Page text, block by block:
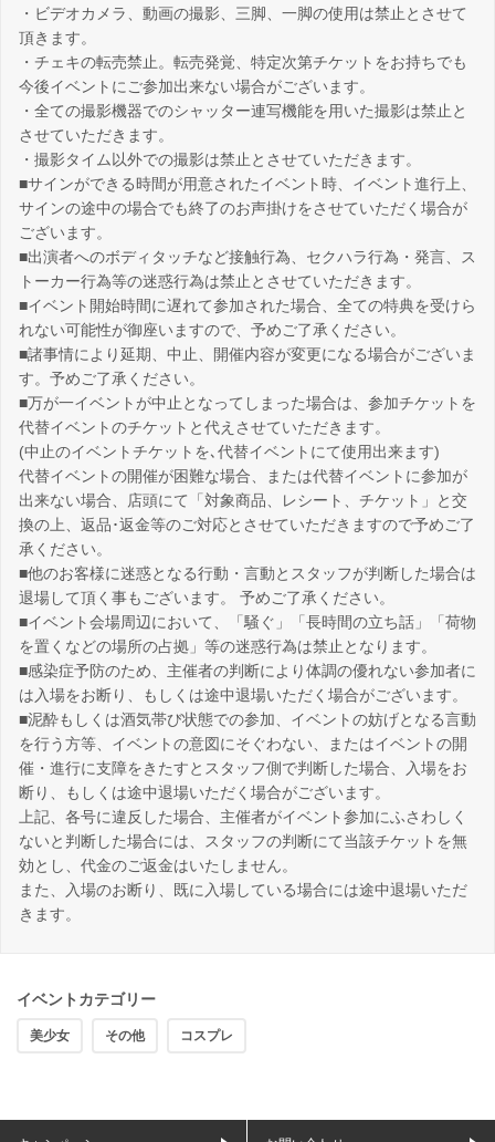
・ビデオカメラ、動画の撮影、三脚、一脚の使用は禁止とさせて
頂きます。
・チェキの転売禁止。転売発覚、特定次第チケットをお持ちでも
今後イベントにご参加出来ない場合がございます。
・全ての撮影機器でのシャッター連写機能を用いた撮影は禁止と
させていただきます。
・撮影タイム以外での撮影は禁止とさせていただきます。
■サインができる時間が用意されたイベント時、イベント進行上、
サインの途中の場合でも終了のお声掛けをさせていただく場合が
ございます。
■出演者へのボディタッチなど接触行為、セクハラ行為・発言、ス
トーカー行為等の迷惑行為は禁止とさせていただきます。
■イベント開始時間に遅れて参加された場合、全ての特典を受けら
れない可能性が御座いますので、予めご了承ください。
■諸事情により延期、中止、開催内容が変更になる場合がございま
す。予めご了承ください。
■万が一イベントが中止となってしまった場合は、参加チケットを
代替イベントのチケットと代えさせていただきます。
(中止のイベントチケットを､代替イベントにて使用出来ます)
代替イベントの開催が困難な場合、または代替イベントに参加が
出来ない場合、店頭にて「対象商品、レシート、チケット」と交
換の上、返品･返金等のご対応とさせていただきますので予めご了
承ください。
■他のお客様に迷惑となる行動・言動とスタッフが判断した場合は
退場して頂く事もございます。 予めご了承ください。
■イベント会場周辺において、「騒ぐ」「長時間の立ち話」「荷物
を置くなどの場所の占拠」等の迷惑行為は禁止となります。
■感染症予防のため、主催者の判断により体調の優れない参加者に
は入場をお断り、もしくは途中退場いただく場合がございます。
■泥酔もしくは酒気帯び状態での参加、イベントの妨げとなる言動
を行う方等、イベントの意図にそぐわない、またはイベントの開
催・進行に支障をきたすとスタッフ側で判断した場合、入場をお
断り、もしくは途中退場いただく場合がございます。
上記、各号に違反した場合、主催者がイベント参加にふさわしく
ないと判断した場合には、スタッフの判断にて当該チケットを無
効とし、代金のご返金はいたしません。
また、入場のお断り、既に入場している場合には途中退場いただ
きます。
イベントカテゴリー
美少女 その他 コスプレ